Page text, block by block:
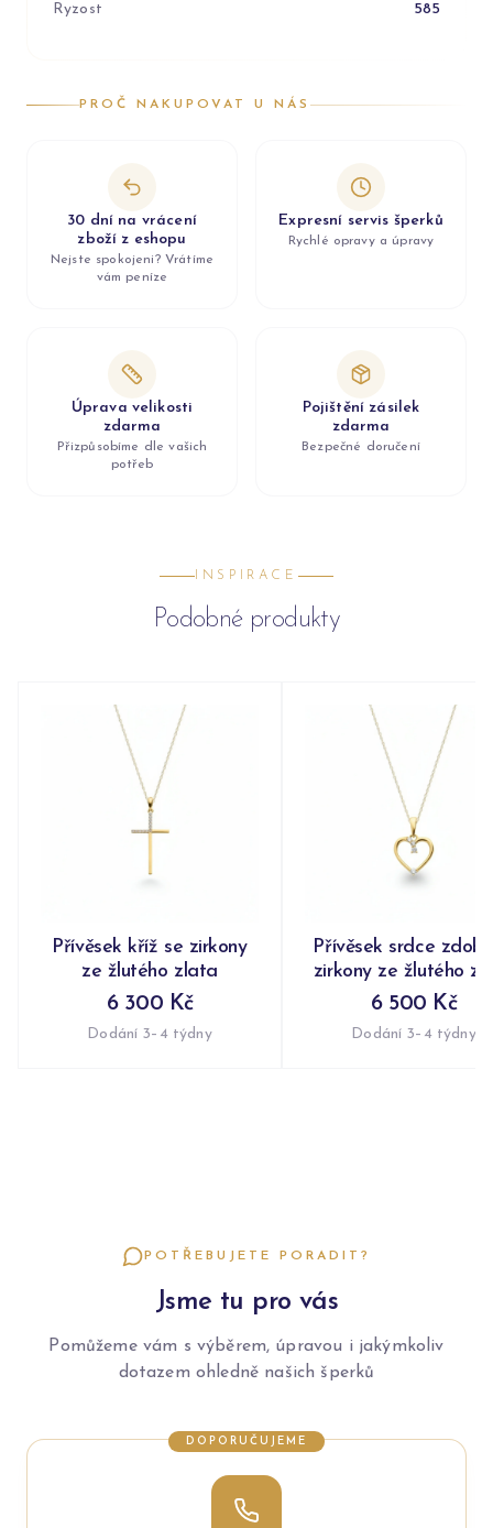
Ryzost 585
PROČ NAKUPOVAT U NÁS
30 dní na vrácení
zboží z eshopu
Nejste spokojeni? Vrátíme
vám peníze
Expresní servis šperků
Rychlé opravy a úpravy
Úprava velikosti
zdarma
Přizpůsobíme dle vašich
potřeb
Pojištění zásilek
zdarma
Bezpečné doručení
INSPIRACE
Podobné produkty
Přívěsek kříž se zirkony
ze žlutého zlata
6 300 Kč
Dodání 3–4 týdny
Přívěsek srdce
zirkony ze žlutého
6 500 Kč
Dodání 3–4 týdny
POTŘEBUJETE PORADIT?
Jsme tu pro vás
Pomůžeme vám s výběrem, úpravou i jakýmkoliv
dotazem ohledně našich šperků
DOPORUČUJEME